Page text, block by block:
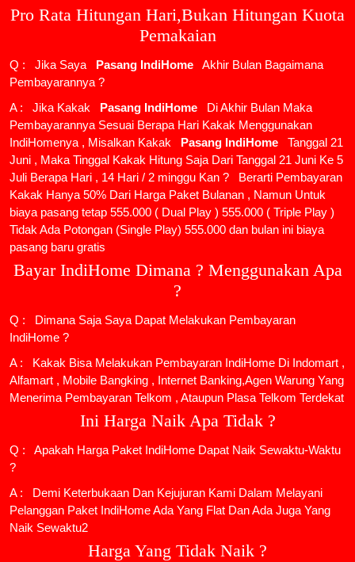
Pro Rata Hitungan Hari,Bukan Hitungan Kuota
Pemakaian
Q : Jika Saya Pasang IndiHome
Akhir Bulan Bagaimana
Pembayarannya ?
A : Jika Kakak
Pasang IndiHome
Di Akhir Bulan Maka
Pembayarannya Sesuai Berapa Hari Kakak Menggunakan
IndiHomenya , Misalkan Kakak
Pasang IndiHome
Tanggal 21
Juni , Maka Tinggal Kakak Hitung Saja Dari Tanggal 21 Juni Ke 5
Juli Berapa Hari , 14 Hari / 2 minggu Kan ? Berarti Pembayaran
Kakak Hanya 50% Dari Harga Paket Bulanan , Namun Untuk
biaya pasang tetap 555.000 ( Dual Play ) 555.000 ( Triple Play )
Tidak Ada Potongan (Single Play) 555.000 dan bulan ini biaya
pasang baru gratis
Bayar IndiHome Dimana ? Menggunakan Apa
?
Q : Dimana Saja Saya Dapat Melakukan Pembayaran
IndiHome ?
A : Kakak Bisa Melakukan Pembayaran IndiHome Di Indomart ,
Alfamart , Mobile Bangking , Internet Banking,Agen Warung Yang
Menerima Pembayaran Telkom , Ataupun Plasa Telkom Terdekat
Ini Harga Naik Apa Tidak ?
Q : Apakah Harga Paket IndiHome Dapat Naik Sewaktu-Waktu
?
A : Demi Keterbukaan Dan Kejujuran Kami Dalam Melayani
Pelanggan Paket IndiHome Ada Yang Flat Dan Ada Juga Yang
Naik Sewaktu2
Harga Yang Tidak Naik ?